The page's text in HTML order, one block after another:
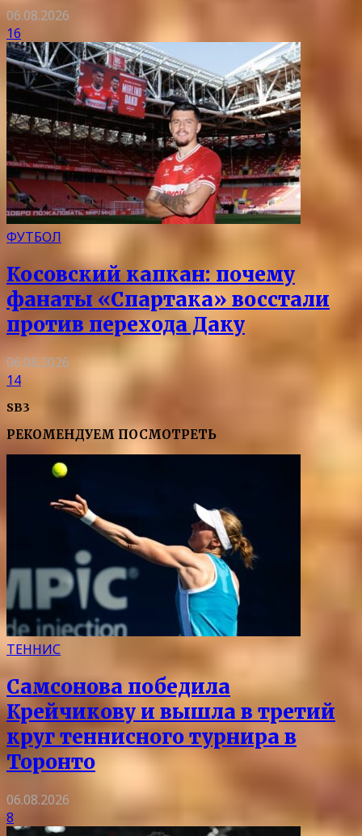
06.08.2026
16
ФУТБОЛ
Косовский капкан: почему
фанаты «Спартака» восстали
против перехода Даку
06.08.2026
14
SB3
РЕКОМЕНДУЕМ ПОСМОТРЕТЬ
ТЕННИС
Самсонова победила
Крейчикову и вышла в третий
круг теннисного турнира в
Торонто
06.08.2026
8